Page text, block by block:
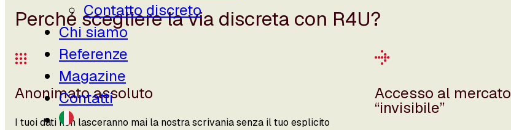
Contatto discreto
Chi siamo
Referenze
Magazine
Contatti
Perché scegliere la via discreta con R4U?
Anonimato assoluto
I tuoi dati non lasceranno mai la nostra scrivania senza il tuo esplicito
Accesso al mercato
“invisibile”